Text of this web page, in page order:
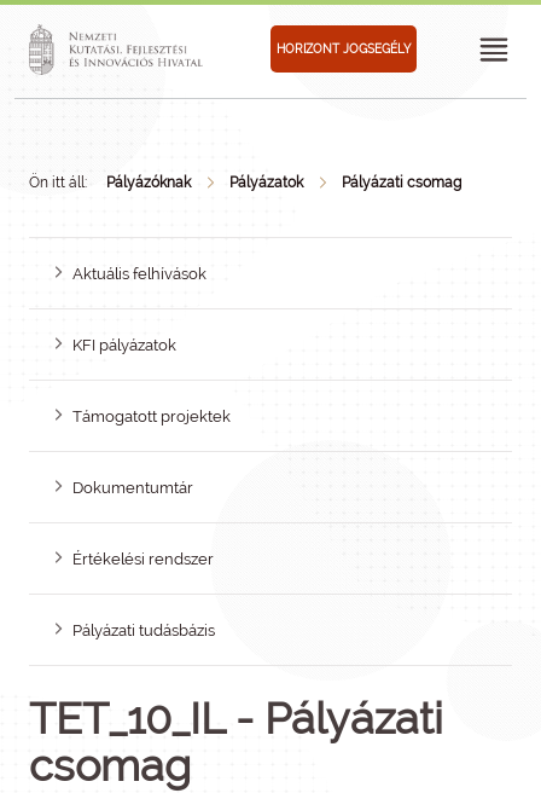
HORIZONT JOGSEGÉLY
Ön itt áll: Pályázóknak Pályázatok Pályázati csomag
Aktuális felhívások
KFI pályázatok
Támogatott projektek
Dokumentumtár
Értékelési rendszer
Pályázati tudásbázis
TET_10_IL - Pályázati
csomag